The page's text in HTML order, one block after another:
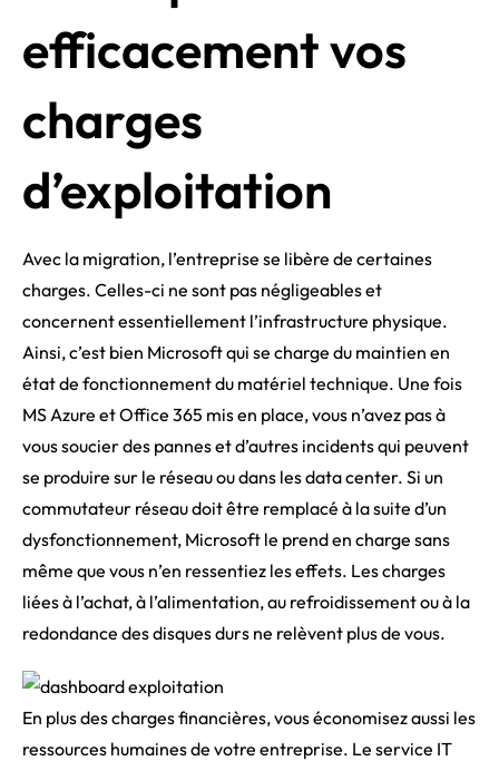
efficacement vos
charges
d’exploitation
Avec la migration, l’entreprise se libère de certaines
charges. Celles-ci ne sont pas négligeables et
concernent essentiellement l’infrastructure physique.
Ainsi, c’est bien Microsoft qui se charge du maintien en
état de fonctionnement du matériel technique. Une fois
MS Azure et Office 365 mis en place, vous n’avez pas à
vous soucier des pannes et d’autres incidents qui peuvent
se produire sur le réseau ou dans les data center. Si un
commutateur réseau doit être remplacé à la suite d’un
dysfonctionnement, Microsoft le prend en charge sans
même que vous n’en ressentiez les effets. Les charges
liées à l’achat, à l’alimentation, au refroidissement ou à la
redondance des disques durs ne relèvent plus de vous.
En plus des charges financières, vous économisez aussi les
ressources humaines de votre entreprise. Le service IT